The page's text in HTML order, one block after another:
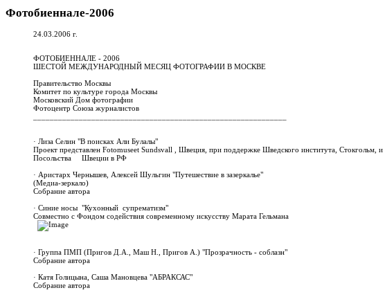
Фотобиеннале-2006
24.03.2006 г.
ФОТОБИЕННАЛЕ - 2006
ШЕСТОЙ МЕЖДУНАРОДНЫЙ МЕСЯЦ ФОТОГРАФИИ В МОСКВЕ
Правительство Москвы
Комитет по культуре города Москвы
Московский Дом фотографии
Фотоцентр Союза журналистов
· Лиза Селин "В поисках Али Булалы"
Проект представлен Fotomuseet Sundsvall , Швеция, при поддержке Шведского института, Стокгольм, и
Посольства Швеции в РФ
· Аристарх Чернышев, Алексей Шульгин "Путешествие в зазеркалье"
(Медиа-зеркало)
Собрание автора
· Синие носы "Кухонный супрематизм"
Совместно с Фондом содействия современному искусству Марата Гельмана
· Группа ПМП (Пригов Д.А., Маш Н., Пригов А.) "Прозрачность - соблазн"
Собрание автора
· Катя Голицына, Саша Мановцева "АБРАКСАС"
Собрание автора